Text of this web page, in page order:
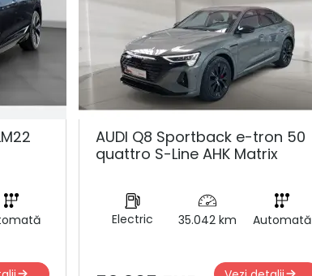
AUDI Q8 Sportback e-tron 50
quattro S-Line AHK Matrix
Electric 35.042 km Automată